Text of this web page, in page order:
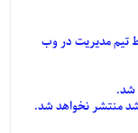
تیم مدیریت در وب
شد.
منتشر نخواهد شد.